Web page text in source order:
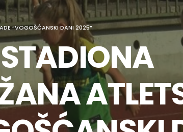
“VOGOŠĆANSKI DANI 2025”